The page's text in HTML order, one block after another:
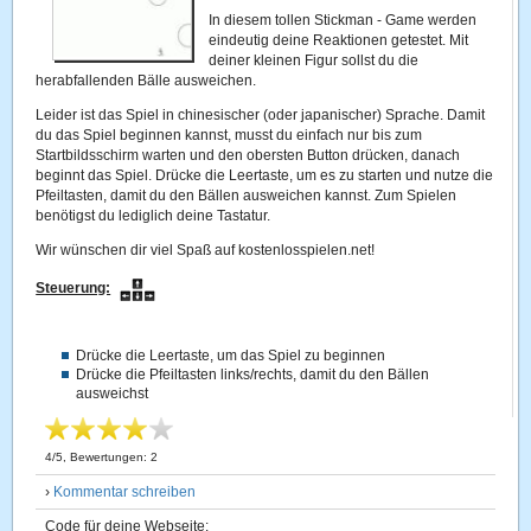
In diesem tollen Stickman - Game werden
eindeutig deine Reaktionen getestet. Mit
deiner kleinen Figur sollst du die
herabfallenden Bälle ausweichen.
Leider ist das Spiel in chinesischer (oder japanischer) Sprache. Damit
du das Spiel beginnen kannst, musst du einfach nur bis zum
Startbildsschirm warten und den obersten Button drücken, danach
beginnt das Spiel. Drücke die Leertaste, um es zu starten und nutze die
Pfeiltasten, damit du den Bällen ausweichen kannst. Zum Spielen
benötigst du lediglich deine Tastatur.
Wir wünschen dir viel Spaß auf kostenlosspielen.net!
Steuerung:
Drücke die Leertaste, um das Spiel zu beginnen
Drücke die Pfeiltasten links/rechts, damit du den Bällen
ausweichst
4/5 , Bewertungen:2
› Kommentar schreiben
Code für deine Webseite: